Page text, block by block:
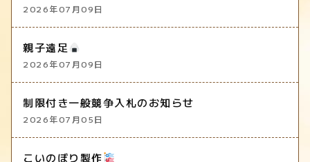
2026年07月09日
親子遠足
2026年07月09日
制限付き一般競争入札のお知らせ
2026年07月05日
こいのぼり製作